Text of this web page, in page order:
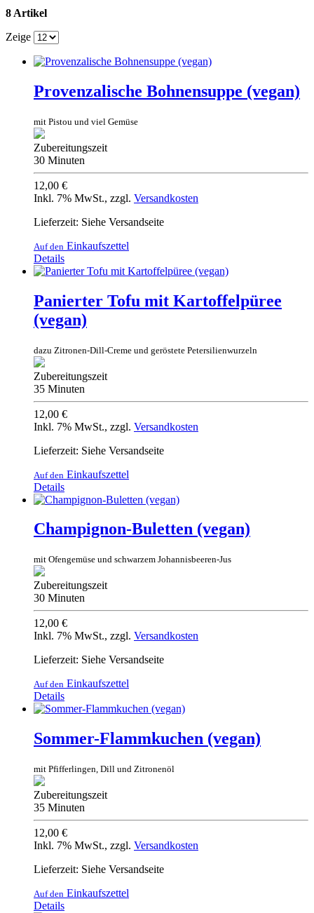
8 Artikel
Zeige
Provenzalische Bohnensuppe (vegan)
mit Pistou und viel Gemüse
Zubereitungszeit
30 Minuten
12,00 €
Inkl. 7% MwSt., zzgl. Versandkosten
Lieferzeit: Siehe Versandseite
Auf den Einkaufszettel
Details
Panierter Tofu mit Kartoffelpüree
(vegan)
dazu Zitronen-Dill-Creme und geröstete Petersilienwurzeln
Zubereitungszeit
35 Minuten
12,00 €
Inkl. 7% MwSt., zzgl. Versandkosten
Lieferzeit: Siehe Versandseite
Auf den Einkaufszettel
Details
Champignon-Buletten (vegan)
mit Ofengemüse und schwarzem Johannisbeeren-Jus
Zubereitungszeit
30 Minuten
12,00 €
Inkl. 7% MwSt., zzgl. Versandkosten
Lieferzeit: Siehe Versandseite
Auf den Einkaufszettel
Details
Sommer-Flammkuchen (vegan)
mit Pfifferlingen, Dill und Zitronenöl
Zubereitungszeit
35 Minuten
12,00 €
Inkl. 7% MwSt., zzgl. Versandkosten
Lieferzeit: Siehe Versandseite
Auf den Einkaufszettel
Details